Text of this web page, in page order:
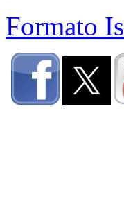
Formato